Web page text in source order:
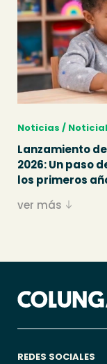
Noticias /
Lanzamiento
2026: Un paso
los primeros
ver más
REDES SOCIALES